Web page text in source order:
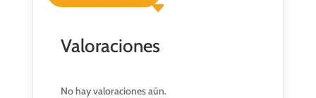
Valoraciones
No hay valoraciones aún.